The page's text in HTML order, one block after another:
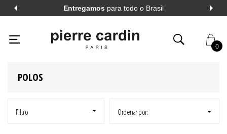
Entregamos para todo o Brasil
0
PIERRECARDIN
Filtro
POLOS
Ordenar por: